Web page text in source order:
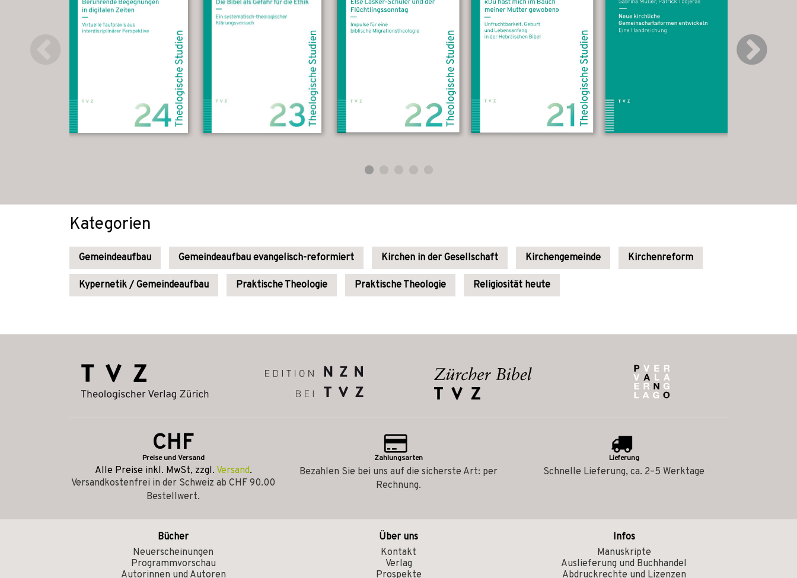
Kategorien
Gemeindeaufbau Gemeindeaufbau evangelisch-reformiert Kirchen in der Gesellschaft Kirchengemeinde Kirchenreform
Kypernetik / Gemeindeaufbau Praktische Theologie Praktische Theologie Religiosität heute
CHF
Preise und Versand
Alle Preise inkl. MwSt, zzgl. Versand.
Versandkostenfrei in der Schweiz ab CHF 90.00
Bestellwert.
Zahlungsarten
Bezahlen Sie bei uns auf die sicherste Art: per
Rechnung.
Lieferung
Schnelle Lieferung, ca. 2–5 Werktage
Bücher
Neuerscheinungen
Programmvorschau
Autorinnen und Autoren
Über uns
Kontakt
Verlag
Prospekte
Infos
Manuskripte
Auslieferung und Buchhandel
Abdruckrechte und Lizenzen